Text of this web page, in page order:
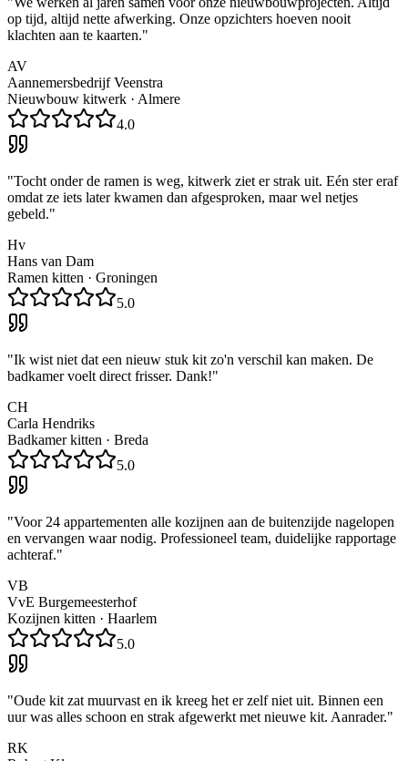
op tijd, altijd nette afwerking. Onze opzichters hoeven nooit
klachten aan te kaarten."
AV
Aannemersbedrijf Veenstra
Nieuwbouw kitwerk · Almere
4.0
"Tocht onder de ramen is weg, kitwerk ziet er strak uit. Eén ster eraf
omdat ze iets later kwamen dan afgesproken, maar wel netjes
gebeld."
Hv
Hans van Dam
Ramen kitten · Groningen
5.0
"Ik wist niet dat een nieuw stuk kit zo'n verschil kan maken. De
badkamer voelt direct frisser. Dank!"
CH
Carla Hendriks
Badkamer kitten · Breda
5.0
"Voor 24 appartementen alle kozijnen aan de buitenzijde nagelopen
en vervangen waar nodig. Professioneel team, duidelijke rapportage
achteraf."
VB
VvE Burgemeesterhof
Kozijnen kitten · Haarlem
5.0
"Oude kit zat muurvast en ik kreeg het er zelf niet uit. Binnen een
uur was alles schoon en strak afgewerkt met nieuwe kit. Aanrader."
RK